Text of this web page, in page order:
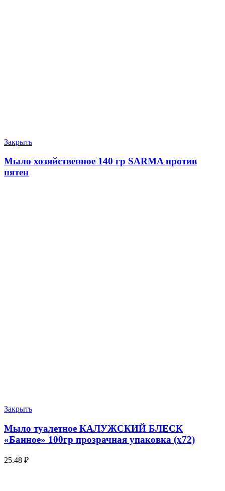
Закрыть
Мыло хозяйственное 140 гр SARMA против
пятен
Закрыть
Мыло туалетное КАЛУЖСКИЙ БЛЕСК
«Банное» 100гр прозрачная упаковка (х72)
25.48 ₽